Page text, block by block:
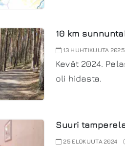
10 km
13 HUHTIKUUTA 2025
Kevät 2024.
oli hidasta.
Suuri
25 ELOKUUTA 2024